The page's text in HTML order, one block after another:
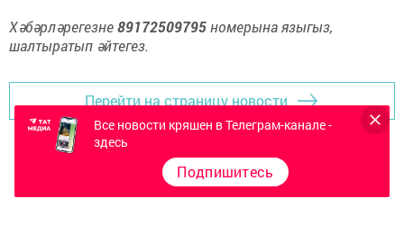
Хәбәрләрегезне89172509795номерына языгыз,
шалтыратып әйтегез.
Перейти на страницу новости
Все новости кряшен в Телеграм-канале -
здесь
Подпишитесь